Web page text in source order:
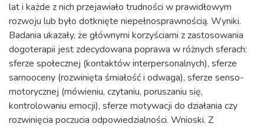
lat i każde z nich przejawiało trudności w prawidłowym
rozwoju lub było dotknięte niepełnosprawnością. Wyniki.
Badania ukazały, że głównymi korzyściami z zastosowania
dogoterapii jest zdecydowana poprawa w różnych sferach:
sferze społecznej (kontaktów interpersonalnych), sferze
samooceny (rozwinięta śmiałość i odwaga), sferze senso-
motorycznej (mówieniu, czytaniu, poruszaniu się,
kontrolowaniu emocji), sferze motywacji do działania czy
rozwinięcia poczucia odpowiedzialności. Wnioski. Z